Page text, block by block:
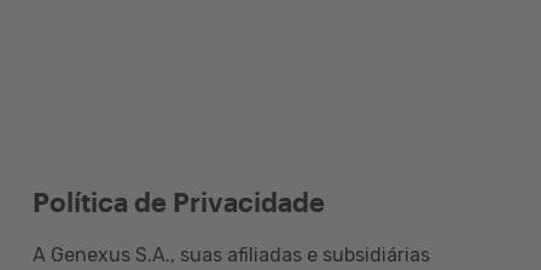
Política de Privacidade
A Genexus S.A., suas afiliadas e subsidiárias